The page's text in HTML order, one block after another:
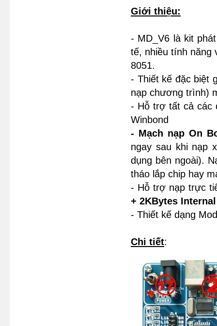
Giới thiệu:
- MD_V6 là kit
tế, nhiều tính năng
8051.
- Thiết kế đặc biệt
nạp chương trình)
- Hỗ trợ tất cả các
Winbond
- Mạch nạp On
ngay sau khi nạp
dụng bên ngoài).
tháo lắp chip hay
- Hỗ trợ nạp trực
+ 2KBytes
- Thiết kế dạng
Chi tiết: